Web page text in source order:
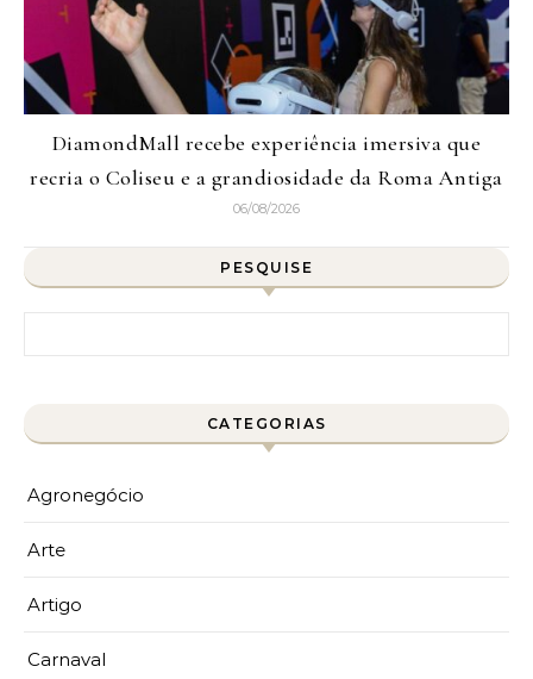
DiamondMall recebe experiência imersiva que
recria o Coliseu e a grandiosidade da Roma Antiga
06/08/2026
PESQUISE
CATEGORIAS
Agronegócio
Arte
Artigo
Carnaval